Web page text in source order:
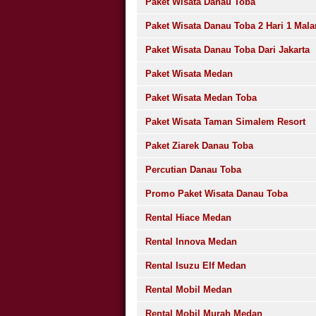
Paket Wisata Danau Toba 2 Hari 1
Paket Wisata Danau Toba Dari Jakarta
Paket Wisata Medan
Paket Wisata Medan Toba
Paket Wisata Taman Simalem Resort
Paket Ziarek Danau Toba
Percutian Danau Toba
Promo Paket Wisata Danau Toba
Rental Hiace Medan
Rental Innova Medan
Rental Isuzu Elf Medan
Rental Mobil Medan
Rental Mobil Murah Medan